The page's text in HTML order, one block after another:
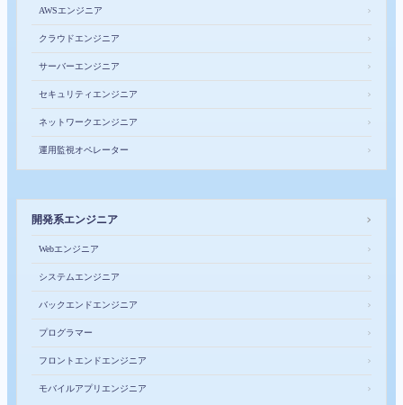
AWSエンジニア ＞
クラウドエンジニア ＞
サーバーエンジニア ＞
セキュリティエンジニア ＞
ネットワークエンジニア ＞
運用監視オペレーター ＞
開発系エンジニア ＞
Webエンジニア ＞
システムエンジニア ＞
バックエンドエンジニア ＞
プログラマー ＞
フロントエンドエンジニア ＞
モバイルアプリエンジニア ＞